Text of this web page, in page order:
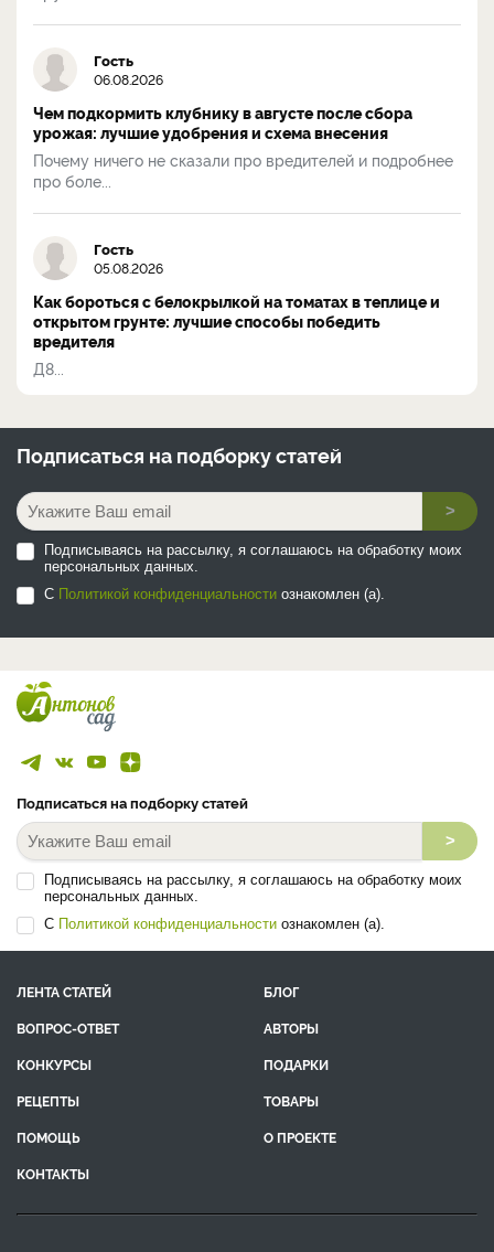
Гость
06.08.2026
Чем подкормить клубнику в августе после сбора
урожая: лучшие удобрения и схема внесения
Почему ничего не сказали про вредителей и подробнее
про боле...
Гость
05.08.2026
Как бороться с белокрылкой на томатах в теплице и
открытом грунте: лучшие способы победить
вредителя
Д8...
Подписаться на подборку статей
>
Подписываясь на рассылку, я соглашаюсь на обработку моих
персональных данных.
С Политикой конфиденциальности ознакомлен (а).
Подписаться на подборку статей
>
Подписываясь на рассылку, я соглашаюсь на обработку моих
персональных данных.
С Политикой конфиденциальности ознакомлен (а).
ЛЕНТА СТАТЕЙ
БЛОГ
ВОПРОС-ОТВЕТ
АВТОРЫ
КОНКУРСЫ
ПОДАРКИ
РЕЦЕПТЫ
ТОВАРЫ
ПОМОЩЬ
О ПРОЕКТЕ
КОНТАКТЫ